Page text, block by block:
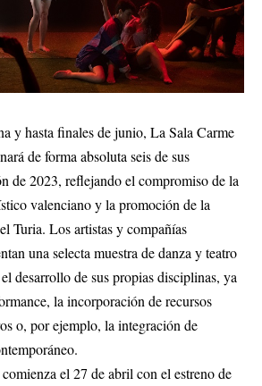
y hasta finales de junio, La Sala Carme
de forma absoluta seis de sus
de 2023, reflejando el compromiso de la
valenciano y la promoción de la
Turia. Los artistas y compañías
una selecta muestra de danza y teatro
desarrollo de sus propias disciplinas, ya
la incorporación de recursos
o, por ejemplo, la integración de
el 27 de abril con el estreno de